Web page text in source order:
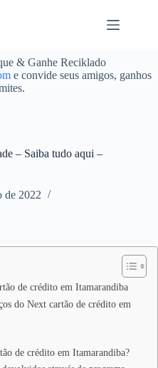
& Ganhe Reciklado
e convide seus amigos, ganhos
– Saiba tudo aqui –
de 2022
de crédito em Itamarandiba
do Next cartão de crédito em
de crédito em Itamarandiba?